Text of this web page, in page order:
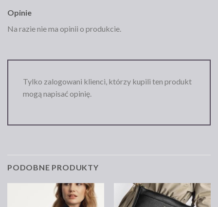
Opinie
Na razie nie ma opinii o produkcie.
Tylko zalogowani klienci, którzy kupili ten produkt
mogą napisać opinię.
PODOBNE PRODUKTY